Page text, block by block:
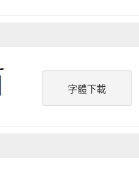
字體下載